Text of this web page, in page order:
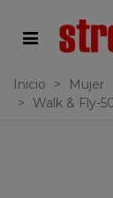
Inicio > Mujer
>
Walk & Fly-